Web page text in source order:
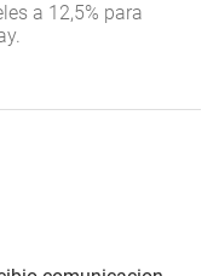
a 12,5% para